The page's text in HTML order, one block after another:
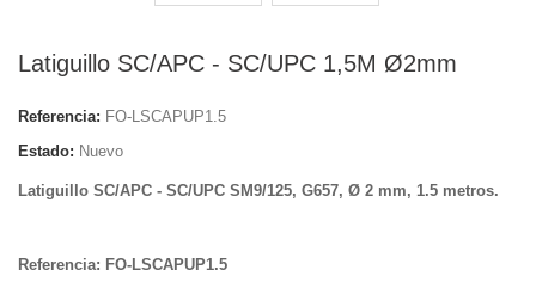
Latiguillo SC/APC - SC/UPC 1,5M Ø2mm
Referencia: FO-LSCAPUP1.5
Estado: Nuevo
Latiguillo SC/APC - SC/UPC SM9/125, G657, Ø 2 mm, 1.5 metros.
Referencia: FO-LSCAPUP1.5